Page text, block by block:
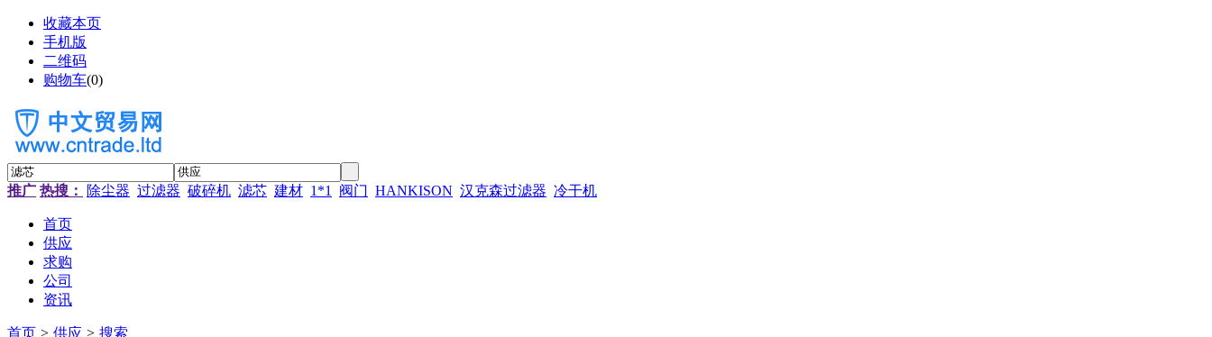
收藏本页
手机版
二维码
购物车(0)
推广 热搜： 除尘器 过滤器 破碎机 滤芯 建材 1*1 阀门 HANKISON 汉克森过滤器 冷干机
首页
供应
求购
公司
资讯
首页 > 供应 > 搜索